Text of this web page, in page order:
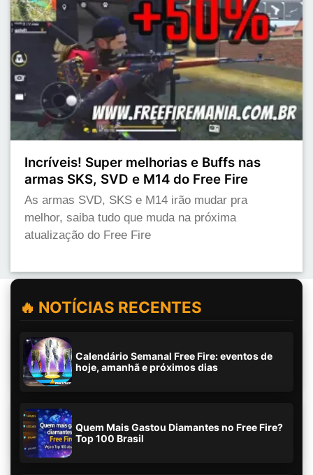
Incríveis! Super melhorias e Buffs nas
armas SKS, SVD e M14 do Free Fire
As armas SVD, SKS e M14 irão mudar pra
melhor, saiba tudo que muda na próxima
atualização do Free Fire
🔥 NOTÍCIAS RECENTES
Calendário Semanal Free Fire: eventos de
hoje, amanhã e próximos dias
Quem Mais Gastou Diamantes no Free Fire?
Top 100 Brasil